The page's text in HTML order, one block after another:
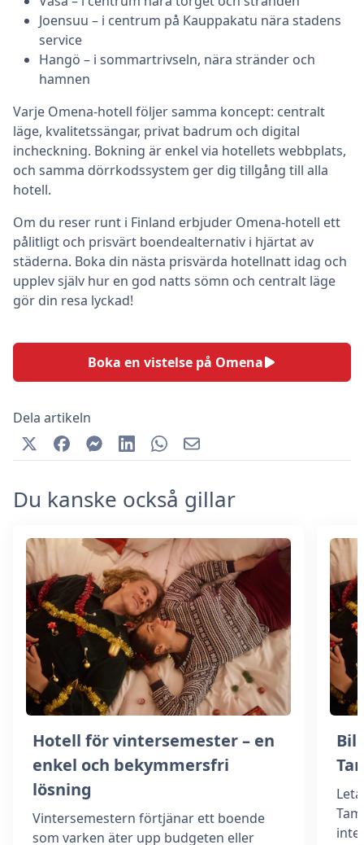
Joensuu – i centrum på Kauppakatu nära stadens
service
Hangö – i sommartrivseln, nära stränder och
hamnen
Varje Omena-hotell följer samma koncept: centralt
läge, kvalitetssängar, privat badrum och digital
incheckning. Bokning är enkel via hotellets webbplats,
och samma dörrkodssystem ger dig tillgång till alla
hotell.
Om du reser runt i Finland erbjuder Omena-hotell ett
pålitligt och prisvärt boendealternativ i hjärtat av
städerna. Boka din nästa prisvärda hotellnatt idag och
upplev själv hur en god natts sömn och centralt läge
gör din resa lyckad!
Boka en vistelse på Omena
Dela artikeln
Du kanske också gillar
Hotell för vintersemester – en
enkel och bekymmersfri
lösning
Vintersemestern förtjänar ett boende
som varken äter upp budgeten eller
inte